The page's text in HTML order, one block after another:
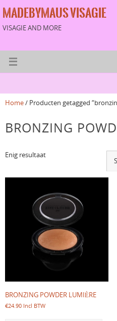
MADEBYMAUS VISAGIE
VISAGIE AND MORE
Home/ Producten getagged
BRONZING
Enig resultaat
BRONZING POWDER LUMIÈRE
€24.90 Incl BTW